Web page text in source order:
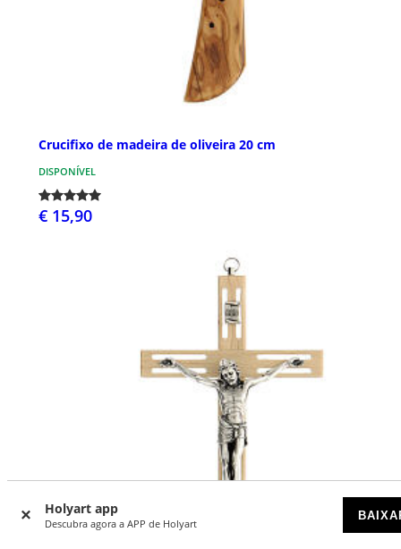
Holyart app
Descubra agora a APP de Holyart
Crucifixo de madeira de oliveira 20 cm
DISPONÍVEL
€ 15,90